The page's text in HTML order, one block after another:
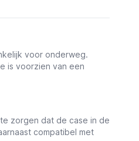
voor onderweg.
is voorzien van een
zorgen dat de case in de
compatibel met